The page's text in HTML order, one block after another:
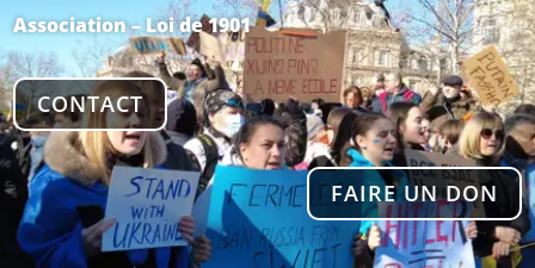
Association – Loi de 1901
CONTACT
FAIRE UN DON